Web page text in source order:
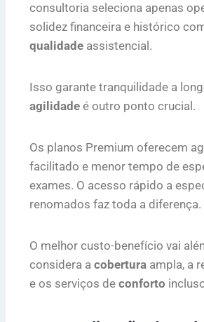
consultoria seleciona apenas
solidez financeira e histórico
qualidade assistencial.
Isso garante tranquilidade a
agilidade é outro ponto crucial.
Os planos Premium oferecem
facilitado e menor tempo de
exames. O acesso rápido a
renomados faz toda a diferença.
O melhor custo-benefício vai
considera a cobertura ampla, a
e os serviços de conforto